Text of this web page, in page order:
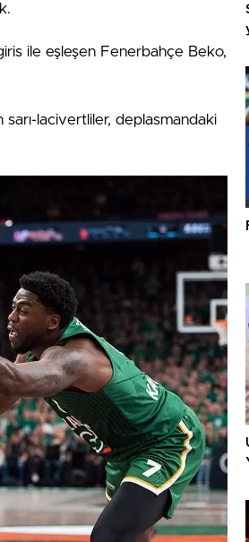
ile eşleşen Fenerbahçe Beko,
sarı-lacivertliler, deplasmandaki